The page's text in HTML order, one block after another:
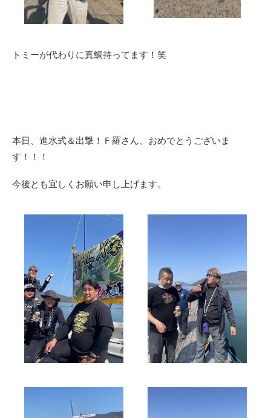
トミーが代わりに真鯛持ってます！笑
本日、進水式＆出撃！Ｆ羅さん、おめでとうございま
す！！！
今後とも宜しくお願い申し上げます。